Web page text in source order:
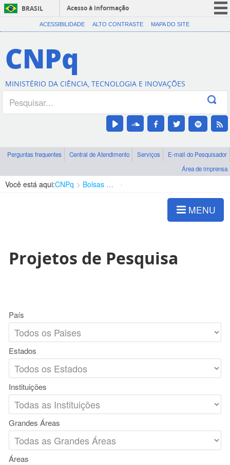
BRASIL
Acesso à informação
CORONAVÍRUS (COVID-19)
Canais
ACESSIBILIDADE ALTO CONTRASTE MAPA DO SITE
CNPq
MINISTÉRIO DA CIÊNCIA, TECNOLOGIA E INOVAÇÕES
Perguntas frequentes Central de Atendimento Serviços
E-mail do Pesquisador
Área de imprensa
Você está aqui:CNPq Bolsas e Auxílios Vigentes
MENU
Projetos de Pesquisa
País
Estados
Instituições
Grandes Áreas
Áreas